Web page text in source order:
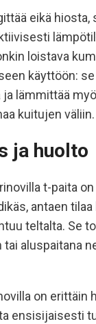
eikä hiosta,
loistava
käyttöön:
ja lämmittää
kuitujen väliin.
ja huolto
t-paita
antaen
teltalta. Se
tai aluspaitana
on erittäin
ensisijaisesti